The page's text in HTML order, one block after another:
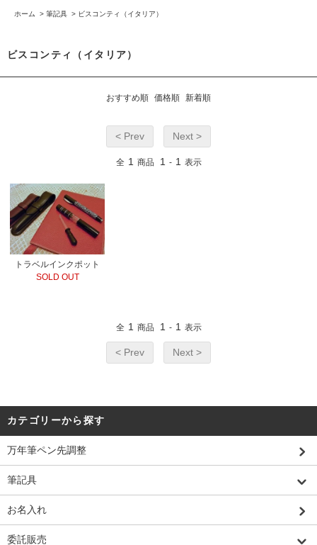
ホーム > 筆記具 > ビスコンティ（イタリア）
ビスコンティ（イタリア）
おすすめ順 価格順 新着順
< Prev Next >
全 1 商品 1 - 1 表示
トラベルインクポット
SOLD OUT
全 1 商品 1 - 1 表示
< Prev Next >
カテゴリーから探す
万年筆ペン先調整
筆記具
お名入れ
委託販売